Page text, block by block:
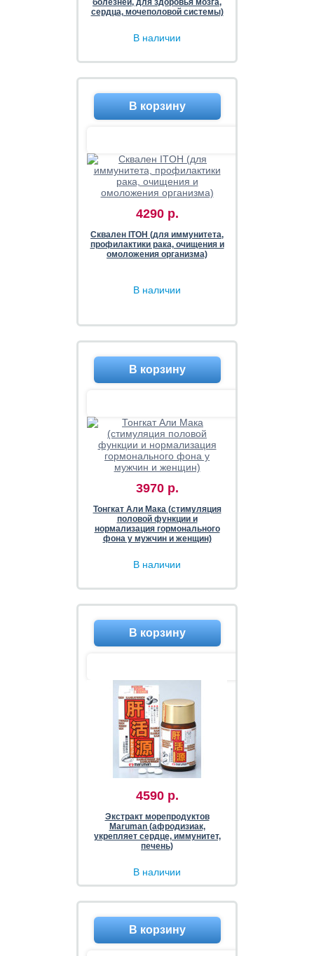
болезней, для здоровья мозга,
сердца, мочеполовой системы)
В наличии
4290 р.
Сквален ITOH (для иммунитета,
профилактики рака, очищения и
омоложения организма)
В наличии
3970 р.
Тонгкат Али Мака (стимуляция
половой функции и
нормализация гормонального
фона у мужчин и женщин)
В наличии
4590 р.
Экстракт морепродуктов
Maruman (афродизиак,
укрепляет сердце, иммунитет,
печень)
В наличии